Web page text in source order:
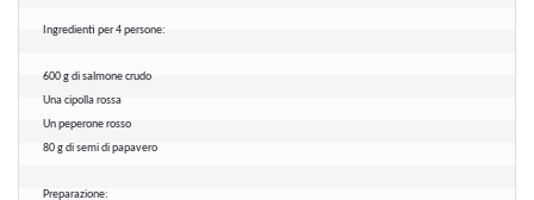
Ingredienti per 4 persone:
600 g di salmone crudo
Una cipolla rossa
Un peperone rosso
80 g di semi di papavero
Preparazione: